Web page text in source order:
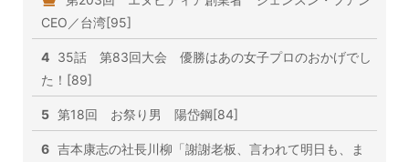
CEO／台湾[95]
4 35話 第83回大会 優勝はあの女子プロのおかげでし
た！[89]
5 第18回 お祭り男 陽岱鋼[84]
6 吉本康志の社長川柳「謝謝老板、言われて明日も、ま